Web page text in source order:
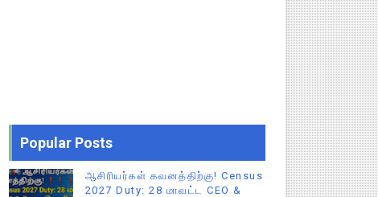
Popular Posts
ஆசிரியர்கள் கவனத்திற்கு! Census
2027 Duty: 28 மாவட்ட CEO &